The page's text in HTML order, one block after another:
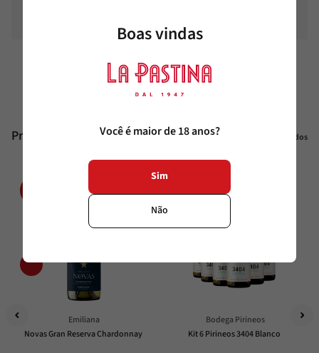
Produtos similares Veja todos
Emiliana
Novas Gran Reserva Chardonnay
OFF
Bodega Pirineos
Kit 6 Pirineos 3404 Blanco
Boas vindas
Você é maior de 18 anos?
Sim
Não